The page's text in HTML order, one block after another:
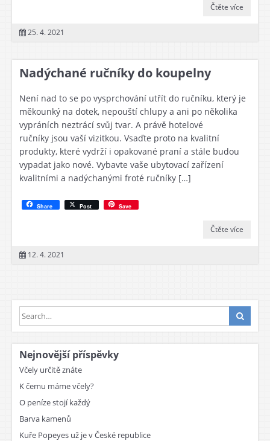
Čtěte více
25. 4. 2021
Nadýchané ručníky do koupelny
Není nad to se po vysprchování utřít do ručníku, který je
měkounký na dotek, nepouští chlupy a ani po několika
vypráních neztrácí svůj tvar. A právě hotelové
ručníky jsou vaší vizitkou. Vsaďte proto na kvalitní
produkty, které vydrží i opakované praní a stále budou
vypadat jako nové. Vybavte vaše ubytovací zařízení
kvalitními a nadýchanými froté ručníky […]
Share Post Save
Čtěte více
12. 4. 2021
Nejnovější příspěvky
Včely určitě znáte
K čemu máme včely?
O peníze stojí každý
Barva kamenů
Kuře Popeyes už je v České republice